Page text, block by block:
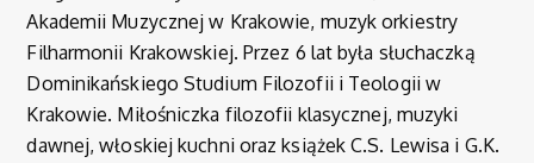
Akademii Muzycznej w Krakowie, muzyk orkiestry
Filharmonii Krakowskiej. Przez 6 lat była słuchaczką
Dominikańskiego Studium Filozofii i Teologii w
Krakowie. Miłośniczka filozofii klasycznej, muzyki
dawnej, włoskiej kuchni oraz książek C.S. Lewisa i G.K.